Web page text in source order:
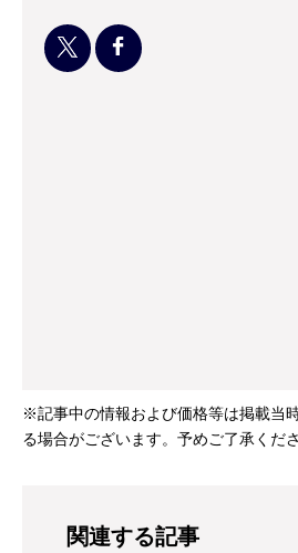
※記事中の情報および価格等は掲載当
る場合がございます。予めご了承くださ
関連する記事